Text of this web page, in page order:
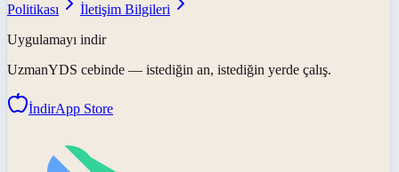
Politikası
İletişim Bilgileri
Uygulamayı indir
UzmanYDS cebinde — istediğin an, istediğin yerde çalış.
İndirApp Store